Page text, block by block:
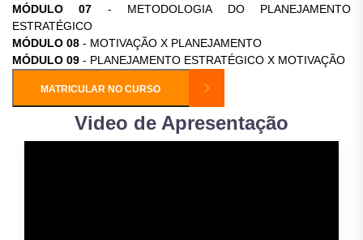
MÓDULO 07 - METODOLOGIA DO PLANEJAMENTO
ESTRATÉGICO
MÓDULO 08 - MOTIVAÇÃO X PLANEJAMENTO
MÓDULO 09 - PLANEJAMENTO ESTRATÉGICO X MOTIVAÇÃO
MATRICULAR NO CURSO
Video de Apresentação